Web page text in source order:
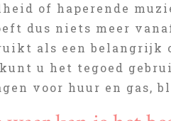
of haperende
dus niets meer
als een
u het tegoed
voor huur en gas,